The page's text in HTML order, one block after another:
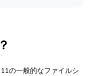
の一般的なファイルシ